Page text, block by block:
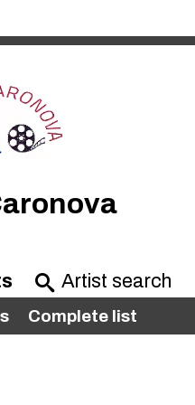
Complete list